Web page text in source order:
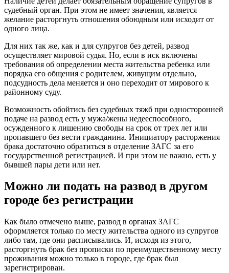
судебный орган. При этом не имеет значения, является
желание расторгнуть отношения обоюдным или исходит от
одного лица.
Для них так же, как и для супругов без детей, развод
осуществляет мировой судья. Но, если в иск включены
требования об определении места жительства ребенка или
порядка его общения с родителем, живущим отдельно,
подсудность дела меняется и оно переходит от мирового к
районному суду.
Возможность обойтись без судебных тяжб при односторонней
подаче на развод есть у мужа/жены недееспособного,
осужденного к лишению свободы на срок от трех лет или
пропавшего без вести гражданина. Инициатору расторжения
брака достаточно обратиться в отделение ЗАГС за его
государственной регистрацией. И при этом не важно, есть у
бывшей пары дети или нет.
Можно ли подать на развод в другом
городе без регистрации
Как было отмечено выше, развод в органах ЗАГС
оформляется только по месту жительства одного из супругов
либо там, где они расписывались. И, исходя из этого,
расторгнуть брак без прописки по преимущественному месту
проживания можно только в городе, где брак был
зарегистрирован.